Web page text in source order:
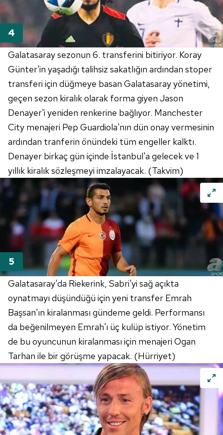
Galatasaray sezonun 6. transferini bitiriyor. Koray
Günter'in yaşadığı talihsiz sakatlığın ardından stoper
transferi için düğmeye basan Galatasaray yönetimi,
geçen sezon kiralık olarak forma giyen Jason
Denayer'i yeniden renkerine bağlıyor. Manchester
City menajeri Pep Guardiola'nın dün onay vermesinin
ardından tranferin önündeki tüm engeller kalktı.
Denayer birkaç gün içinde İstanbul'a gelecek ve 1
yıllık kiralık sözleşmeyi imzalayacak. (Takvim)
Galatasaray'da Riekerink, Sabri'yi sağ açıkta
oynatmayı düşündüğü için yeni transfer Emrah
Başsan'ın kiralanması gündeme geldi. Performansı
da beğenilmeyen Emrah'ı üç kulüp istiyor. Yönetim
de bu oyuncunun kiralanması için menajeri Ogan
Tarhan ile bir görüşme yapacak. (Hürriyet)